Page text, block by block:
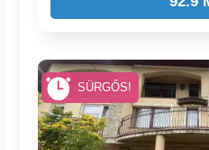
SÜRGŐS!